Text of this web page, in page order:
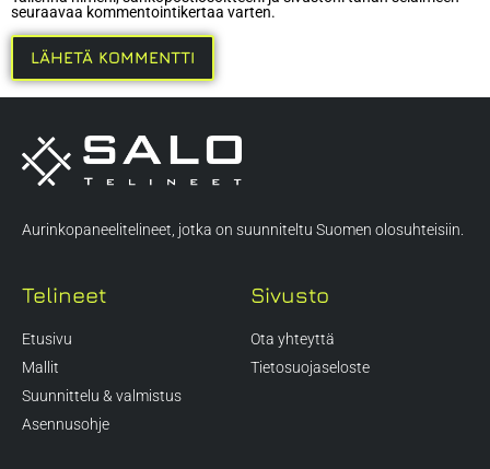
seuraavaa kommentointikertaa varten.
Aurinkopaneelitelineet, jotka on suunniteltu Suomen olosuhteisiin.
Telineet
Etusivu
Mallit
Suunnittelu & valmistus
Asennusohje
Sivusto
Ota yhteyttä
Tietosuojaseloste